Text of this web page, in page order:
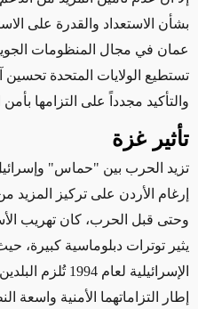
بشأن الاستعداد والقدرة على
عمان في مجال المنظومات
تستطيع الولايات المتحدة تحسين
والتأكيد مجدداً على التزامها
تأثير غزة
تزيد الحرب بين "حماس"
إرغام الأردن على تركيز المزيد
وحتى قبل الحرب، كان تهريب
يثير توترات دبلوماسية كبيرة،
الإسرائيلية
إطار التزاماتهما الأمنية واسعة